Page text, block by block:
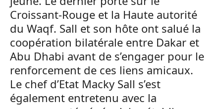
Croissant-Rouge et la Haute autorité
du Waqf. Sall et son hôte ont salué la
coopération bilatérale entre Dakar et
Abu Dhabi avant de s’engager pour le
renforcement de ces liens amicaux.
Le chef d’Etat Macky Sall s’est
également entretenu avec la